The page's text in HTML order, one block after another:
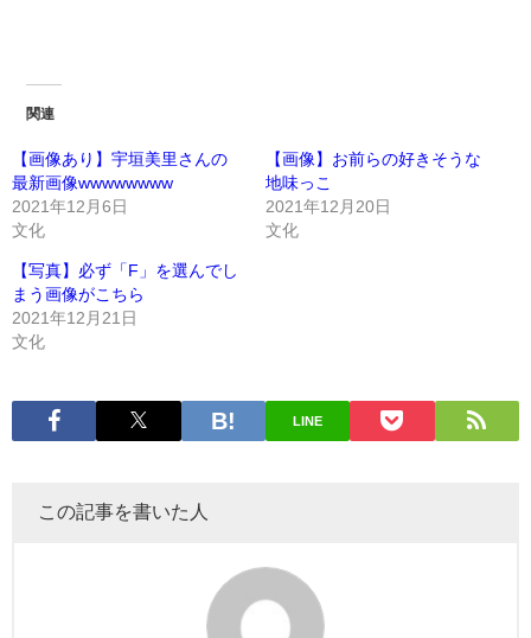
関連
【画像あり】宇垣美里さんの
最新画像wwwwwwww
2021年12月6日
文化
【画像】お前らの好きそうな
地味っこ
2021年12月20日
文化
【写真】必ず「F」を選んでし
まう画像がこちら
2021年12月21日
文化
LINE
この記事を書いた人